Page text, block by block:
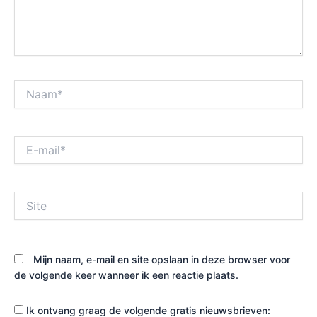
mail*
Mijn naam, e-mail en site opslaan in deze browser voor
de volgende keer wanneer ik een reactie plaats.
Ik ontvang graag de volgende gratis nieuwsbrieven: